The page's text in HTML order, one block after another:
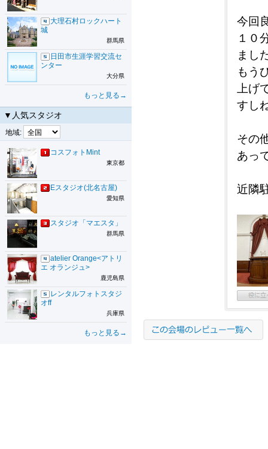
大理石村ロックハート
城
群馬県
日田市生涯学習交流セ
ンター
大分県
もっと見る→
▼人気スタジオ
地域:
コスフォトMint
東京都
Eスタジオ(北名古屋)
愛知県
スタジオ「マエスタ」
群馬県
atelier Orange<アトリ
エ オランジュ>
鹿児島県
レンタルフォトスタジ
オff
兵庫県
もっと見る→
今回
１０
まし
もう
上げ
すし
その
あっ
近隣